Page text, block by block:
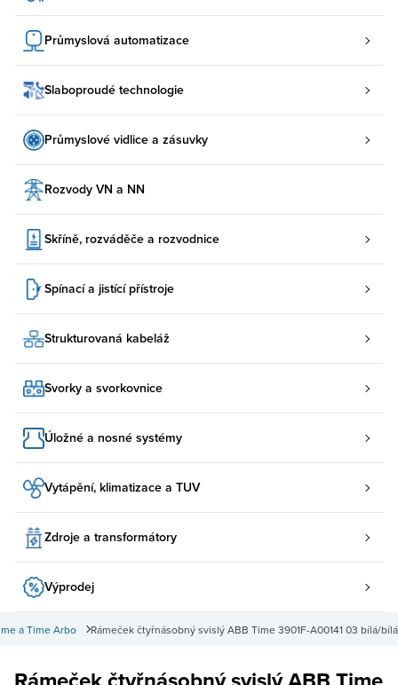
Průmyslová automatizace
Slaboproudé technologie
Průmyslové vidlice a zásuvky
Rozvody VN a NN
Skříně, rozváděče a rozvodnice
Spínací a jistící přístroje
Strukturovaná kabeláž
Svorky a svorkovnice
Úložné a nosné systémy
Vytápění, klimatizace a TUV
Zdroje a transformátory
Výprodej
Rámeček čtyřnásobný svislý ABB Time 3901F-A00141 03 bílá/bílá
a Time Arbo